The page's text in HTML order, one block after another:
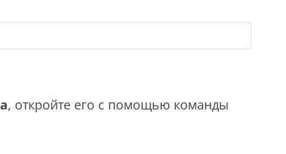
, откройте его с помощью команды